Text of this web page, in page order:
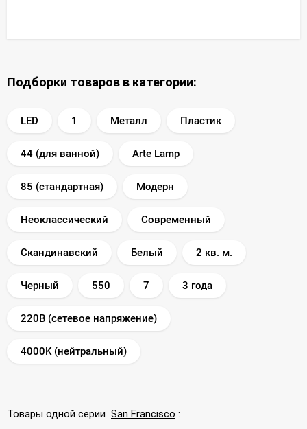
Подборки товаров в категории:
LED 1 Металл Пластик
44 (для ванной) Arte Lamp
85 (стандартная) Модерн
Неоклассический Современный
Скандинавский Белый 2 кв. м.
Черный 550 7 3 года
220В (сетевое напряжение)
4000K (нейтральный)
Товары одной серии San Francisco :